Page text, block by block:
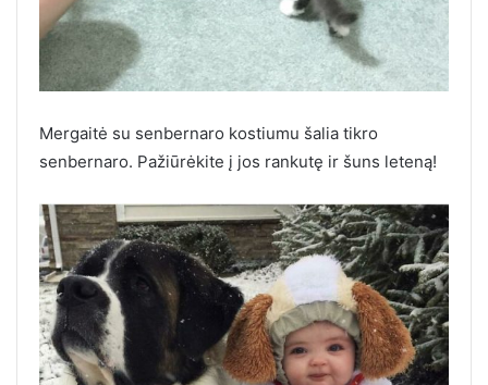
Mergaitė su senbernaro kostiumu šalia tikro
senbernaro. Pažiūrėkite į jos rankutę ir šuns leteną!